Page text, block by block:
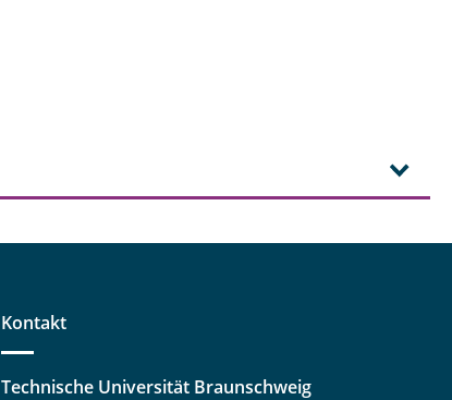
Kontakt
Technische Universität Braunschweig